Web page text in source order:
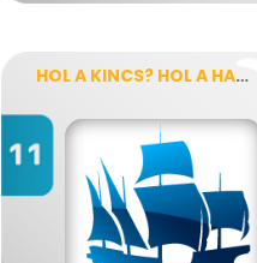
HOL A KINCS? HOL A HAJÓ?